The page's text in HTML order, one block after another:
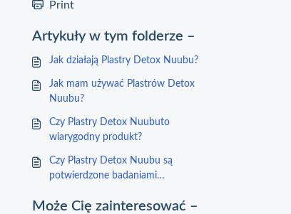
Print
Artykuły w tym folderze –
Jak działają Plastry Detox Nuubu?
Jak mam używać Plastrów Detox
Nuubu?
Czy Plastry Detox Nuubuto
wiarygodny produkt?
Czy Plastry Detox Nuubu są
potwierdzone badaniami
Może Cię zainteresować –